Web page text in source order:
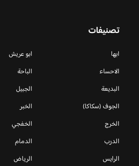
تصنيفات
ابها
ابو عريش
الاحساء
الباحة
البديعة
الجبيل
الجوف (سكاكا)
الخبر
الخرج
الخفجي
الدرب
الدمام
الرايس
الرياض